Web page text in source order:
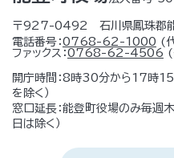
〒927-0492 石川県鳳珠郡能
電話番号：0768-62-1000 (
ファックス：0768-62-4506 (
開庁時間：8時30分から17時15
を除く）
窓口延長：能登町役場のみ毎
日は除く）